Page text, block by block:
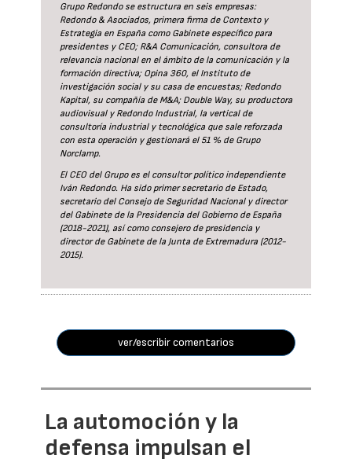
Grupo Redondo se estructura en seis empresas:
Redondo & Asociados, primera firma de Contexto y
Estrategia en España como Gabinete específico para
presidentes y CEO; R&A Comunicación, consultora de
relevancia nacional en el ámbito de la comunicación y la
formación directiva; Opina 360, el Instituto de
investigación social y su casa de encuestas; Redondo
Kapital, su compañía de M&A; Double Way, su productora
audiovisual y Redondo Industrial, la vertical de
consultoría industrial y tecnológica que sale reforzada
con esta operación y gestionará el 51 % de Grupo
Norclamp.
El CEO del Grupo es el consultor político independiente
Iván Redondo. Ha sido primer secretario de Estado,
secretario del Consejo de Seguridad Nacional y director
del Gabinete de la Presidencia del Gobierno de España
(2018-2021), así como consejero de presidencia y
director de Gabinete de la Junta de Extremadura (2012-
2015).
ver/escribir comentarios
La automoción y la
defensa impulsan el